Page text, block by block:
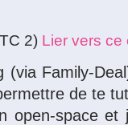
2) Lier vers ce
Family-
de te
open-space et